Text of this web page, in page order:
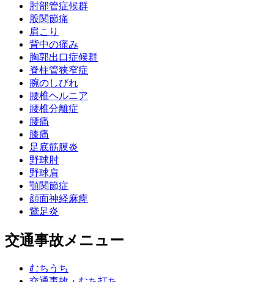
肘部管症候群
股関節痛
肩こり
背中の痛み
胸郭出口症候群
脊柱管狭窄症
腕のしびれ
腰椎ヘルニア
腰椎分離症
腰痛
膝痛
足底筋膜炎
野球肘
野球肩
顎関節症
顔面神経麻痺
鵞足炎
交通事故メニュー
むちうち